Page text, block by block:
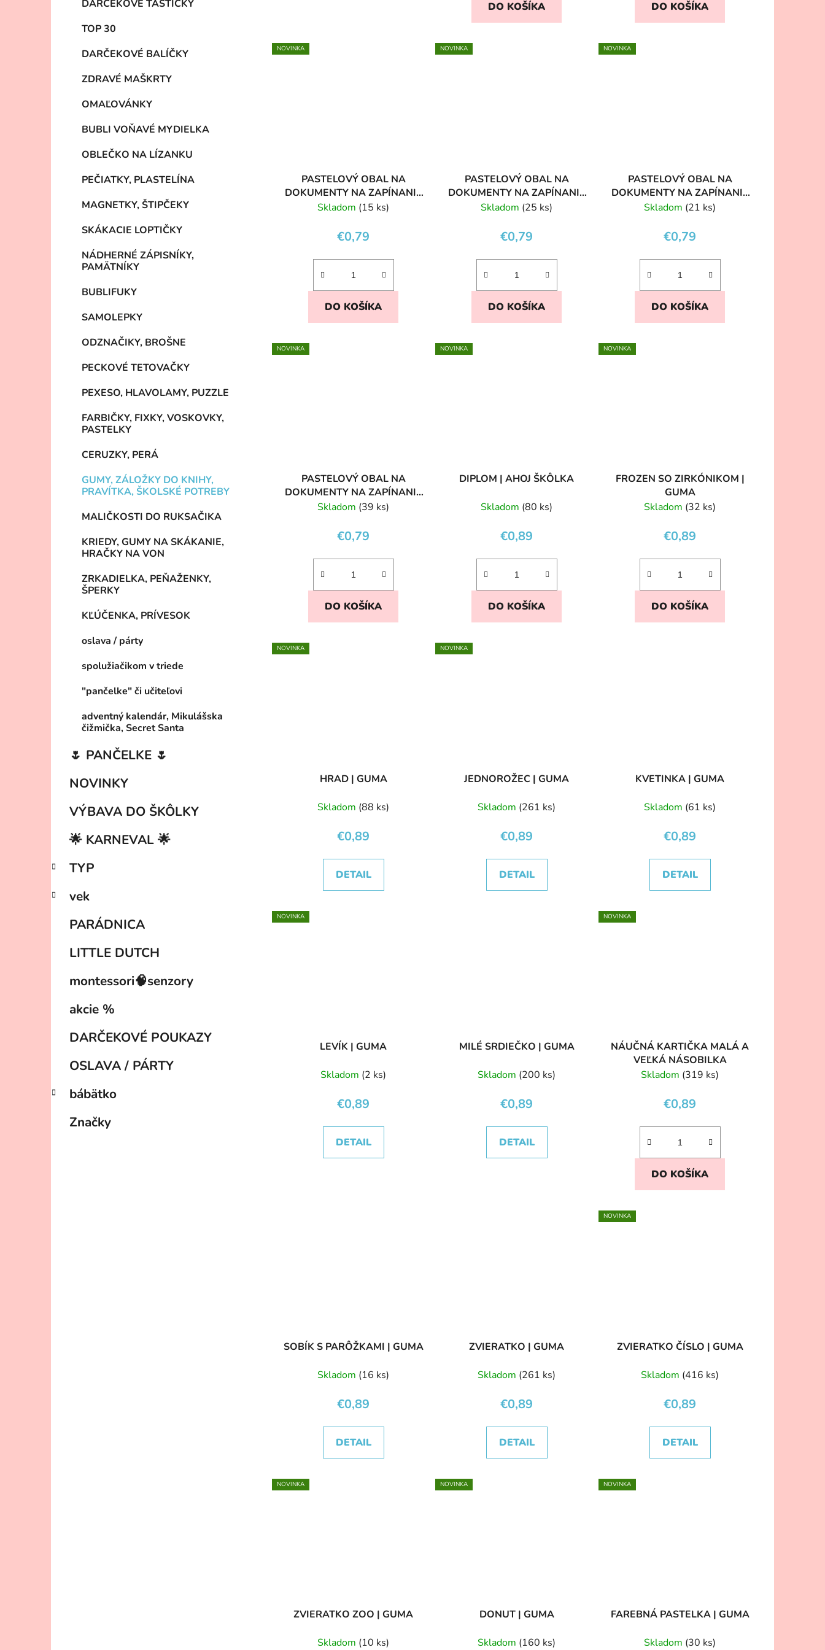
DARČEKOVÉ TAŠTIČKY
TOP 30
DARČEKOVÉ BALÍČKY
ZDRAVÉ MAŠKRTY
OMAĽOVÁNKY
BUBLI VOŇAVÉ MYDIELKA
OBLEČKO NA LÍZANKU
PEČIATKY, PLASTELÍNA
MAGNETKY, ŠTIPČEKY
SKÁKACIE LOPTIČKY
NÁDHERNÉ ZÁPISNÍKY,
PAMÄTNÍKY
BUBLIFUKY
SAMOLEPKY
ODZNAČIKY, BROŠNE
PECKOVÉ TETOVAČKY
PEXESO, HLAVOLAMY, PUZZLE
FARBIČKY, FIXKY, VOSKOVKY,
PASTELKY
CERUZKY, PERÁ
GUMY, ZÁLOŽKY DO KNIHY,
PRAVÍTKA, ŠKOLSKÉ POTREBY
MALIČKOSTI DO RUKSAČIKA
KRIEDY, GUMY NA SKÁKANIE,
HRAČKY NA VON
ZRKADIELKA, PEŇAŽENKY,
ŠPERKY
KĽÚČENKA, PRÍVESOK
oslava / párty
spolužiačikom v triede
"pančelke" či učiteľovi
adventný kalendár, Mikulášska
čižmička, Secret Santa
🌷 PANČELKE 🌷
NOVINKY
VÝBAVA DO ŠKÔLKY
🌟 KARNEVAL 🌟
TYP
vek
PARÁDNICA
LITTLE DUTCH
montessori🧠senzory
akcie %
DARČEKOVÉ POUKAZY
OSLAVA / PÁRTY
bábätko
Značky
DO KOŠÍKA DO KOŠÍKA
NOVINKA
PASTELOVÝ OBAL NA
DOKUMENTY NA ZAPÍNANIE
A5 BLUE
Skladom (15 ks)
€0,79
DO KOŠÍKA
NOVINKA
PASTELOVÝ OBAL NA
DOKUMENTY NA ZAPÍNANIE
A5 GREEN
Skladom (25 ks)
€0,79
DO KOŠÍKA
NOVINKA
PASTELOVÝ OBAL NA
DOKUMENTY NA ZAPÍNANIE
A5 PINK
Skladom (21 ks)
€0,79
DO KOŠÍKA
NOVINKA
PASTELOVÝ OBAL NA
DOKUMENTY NA ZAPÍNANIE
A5 YELLOW
Skladom (39 ks)
€0,79
DO KOŠÍKA
NOVINKA
DIPLOM | AHOJ ŠKÔLKA
Skladom (80 ks)
€0,89
DO KOŠÍKA
NOVINKA
FROZEN SO ZIRKÓNIKOM |
GUMA
Skladom (32 ks)
€0,89
DO KOŠÍKA
NOVINKA
HRAD | GUMA
Skladom (88 ks)
€0,89
DETAIL
NOVINKA
JEDNOROŽEC | GUMA
Skladom (261 ks)
€0,89
DETAIL
KVETINKA | GUMA
Skladom (61 ks)
€0,89
DETAIL
NOVINKA
LEVÍK | GUMA
Skladom (2 ks)
€0,89
DETAIL
MILÉ SRDIEČKO | GUMA
Skladom (200 ks)
€0,89
DETAIL
NOVINKA
NÁUČNÁ KARTIČKA MALÁ A
VEĽKÁ NÁSOBILKA
Skladom (319 ks)
€0,89
DO KOŠÍKA
SOBÍK S PARÔŽKAMI | GUMA
Skladom (16 ks)
€0,89
DETAIL
ZVIERATKO | GUMA
Skladom (261 ks)
€0,89
DETAIL
NOVINKA
ZVIERATKO ČÍSLO | GUMA
Skladom (416 ks)
€0,89
DETAIL
NOVINKA
ZVIERATKO ZOO | GUMA
Skladom (10 ks)
NOVINKA
DONUT | GUMA
Skladom (160 ks)
NOVINKA
FAREBNÁ PASTELKA | GUMA
Skladom (30 ks)